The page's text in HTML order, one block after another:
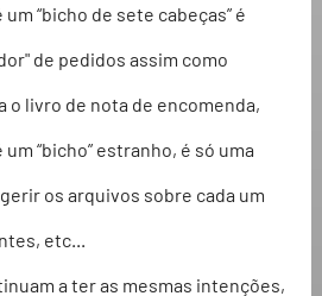
“bicho de sete cabeças” é
de pedidos assim como
o livro de nota de encomenda,
“bicho” estranho, é só uma
os arquivos sobre cada um
etc...
a ter as mesmas intenções,